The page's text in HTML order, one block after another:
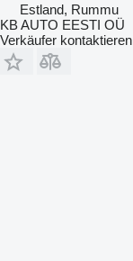
Estland, Rummu
KB AUTO EESTI OÜ
Verkäufer kontaktieren